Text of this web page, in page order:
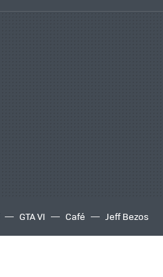
GTA VI Café Jeff Bezos